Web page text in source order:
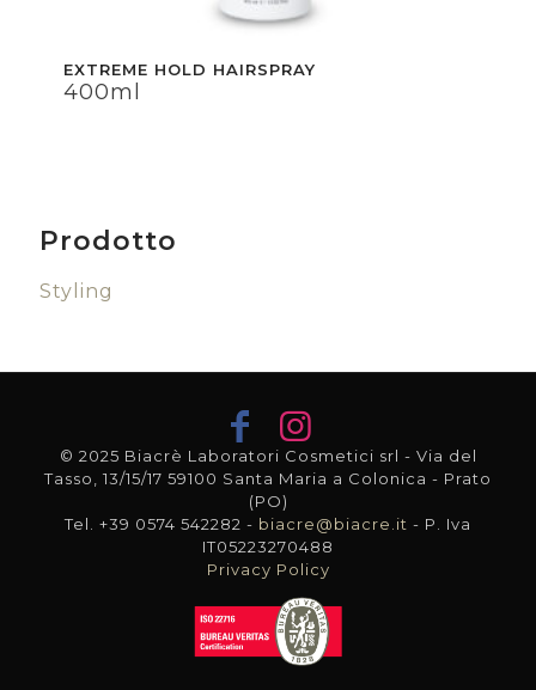
EXTREME HOLD HAIRSPRAY
400ml
Prodotto
Styling
© 2025 Biacrè Laboratori Cosmetici srl - Via del
Tasso, 13/15/17 59100 Santa Maria a Colonica - Prato
(PO)
Tel. +39 0574 542282 - biacre@biacre.it - P. Iva
IT05223270488
Privacy Policy